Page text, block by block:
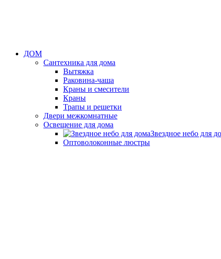
ДОМ
Сантехника для дома
Вытяжка
Раковина-чаша
Краны и смесители
Краны
Трапы и решетки
Двери межкомнатные
Освещение для дома
Звездное небо для
Оптоволоконные люстры